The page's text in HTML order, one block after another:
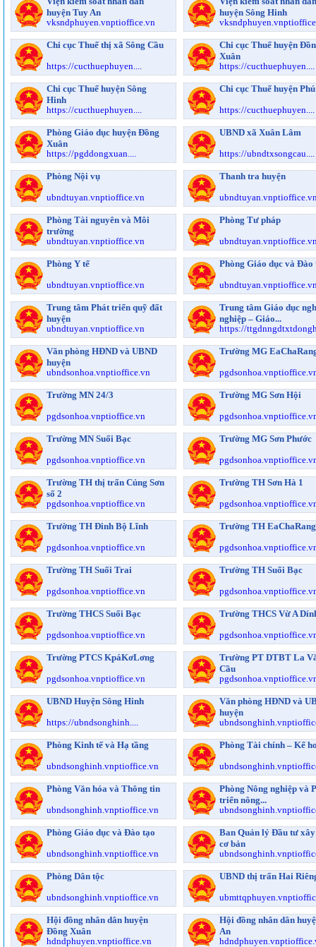
huyện Tuy An
vksndphuyen.vnptioffice.vn
huyện Sông Hinh
Chi cục Thuế thị xã Sông Cầu
https://cucthuephuyen....
Chi cục Thuế huyện
Xuân
https://cucthuephuyen....
Chi cục Thuế huyện Sông
Hinh
https://cucthuephuyen....
Chi cục Thuế huyện
https://cucthuephuyen....
Phòng Giáo dục huyện Đồng
Xuân
https://pgddongxuan....
UBND xã Xuân Lâm
https://ubndtxsongcau....
Phòng Nội vụ
ubndtuyan.vnptioffice.vn
Thanh tra huyện
Phòng Tài nguyên và Môi
trường
ubndtuyan.vnptioffice.vn
Phòng Tư pháp
Phòng Y tế
ubndtuyan.vnptioffice.vn
Phòng Giáo dục và Đào
Trung tâm Phát triển quỹ đất
huyện
ubndtuyan.vnptioffice.vn
Trung tâm Giáo dục
nghiệp – Giáo...
https://
Văn phòng HĐND và UBND
huyện
ubndsonhoa.vnptioffice.vn
Trường MG
Trường MN 24/3
pgdsonhoa.vnptioffice.vn
Trường MG Sơn Hội
Trường MN Suối Bạc
pgdsonhoa.vnptioffice.vn
Trường MG Sơn Phước
Trường TH thị trấn Củng Sơn
số 2
pgdsonhoa.vnptioffice.vn
Trường TH Sơn Hà 1
Trường TH Đinh Bộ Lĩnh
pgdsonhoa.vnptioffice.vn
Trường TH EaChaRang
Trường TH Suối Trai
pgdsonhoa.vnptioffice.vn
Trường TH Suối Bạc
Trường THCS Suối Bạc
pgdsonhoa.vnptioffice.vn
Trường THCS Vừ A
Trường PTCS KpáKơLơng
pgdsonhoa.vnptioffice.vn
Trường PT DTBT La
Cầu
UBND Huyện Sông Hinh
https://ubndsonghinh....
Văn phòng HĐND và
huyện
Phòng Kinh tế và Hạ tầng
ubndsonghinh.vnptioffice.vn
Phòng Tài chính – Kế
Phòng Văn hóa và Thông tin
ubndsonghinh.vnptioffice.vn
Phòng Nông nghiệp và
triển nông...
Phòng Giáo dục và Đào tạo
ubndsonghinh.vnptioffice.vn
Ban Quản lý Đầu tư
cơ bản
Phòng Dân tộc
ubndsonghinh.vnptioffice.vn
UBND thị trấn Hai
Hội đồng nhân dân huyện
Đồng Xuân
hdndphuyen.vnptioffice.vn
Hội đồng nhân dân
An